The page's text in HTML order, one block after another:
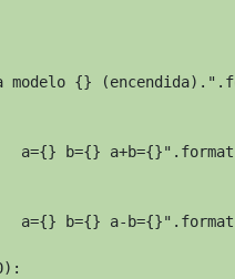
{}
a={} b={}
a={} b={} a-